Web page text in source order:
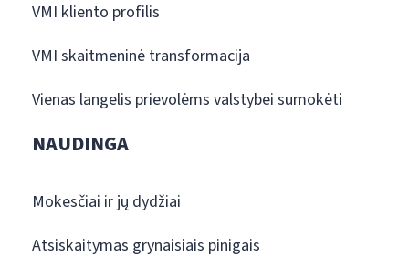
VMI kliento profilis
VMI skaitmeninė transformacija
Vienas langelis prievolėms valstybei sumokėti
NAUDINGA
Mokesčiai ir jų dydžiai
Atsiskaitymas grynaisiais pinigais